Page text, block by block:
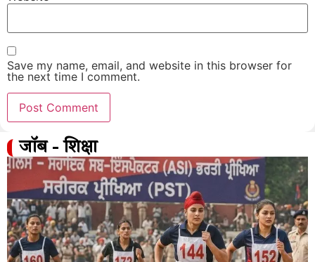
Save my name, email, and website in this browser for
the next time I comment.
जॉब - शिक्षा